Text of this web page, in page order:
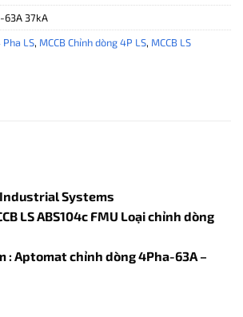
63A 37kA
Pha LS, MCCB Chỉnh dòng 4P LS, MCCB LS
Industrial Systems
LS ABS104c FMU Loại chỉnh dòng
: Aptomat chỉnh dòng 4Pha-63A –